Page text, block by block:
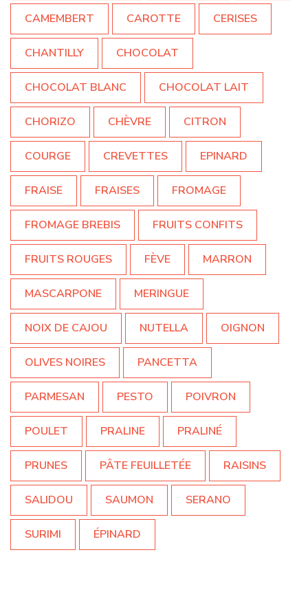
CAMEMBERT CAROTTE CERISES
CHANTILLY CHOCOLAT
CHOCOLAT BLANC CHOCOLAT LAIT
CHORIZO CHÈVRE CITRON
COURGE CREVETTES EPINARD
FRAISE FRAISES FROMAGE
FROMAGE BREBIS FRUITS CONFITS
FRUITS ROUGES FÈVE MARRON
MASCARPONE MERINGUE
NOIX DE CAJOU NUTELLA OIGNON
OLIVES NOIRES PANCETTA
PARMESAN PESTO POIVRON
POULET PRALINE PRALINÉ
PRUNES PÂTE FEUILLETÉE RAISINS
SALIDOU SAUMON SERANO
SURIMI ÉPINARD